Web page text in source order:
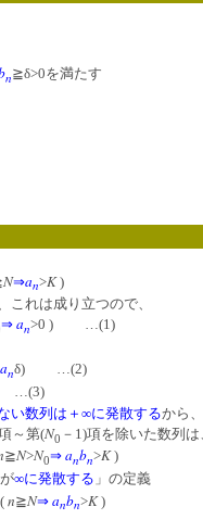
n≧δ>0を満たす
N⇒an>K)
これは成り立つので、
⇒ an>0 ) …(1)
anδ) …(2)
…(3)
い数列は＋∞に発散するから、
～第(N0 －1)項を除いた数列は
≧N>N0⇒ anbn>K)
∞に発散する 」の定義
n≧N⇒ anbn>K)